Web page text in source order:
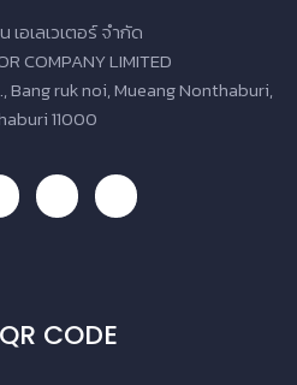
เอเลเวเตอร์ จำกัด
COMPANY LIMITED
Bang ruk noi, Mueang Nonthaburi,
11000
CODE